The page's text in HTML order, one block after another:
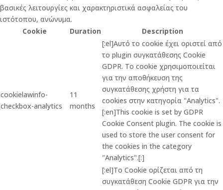
βασικές λειτουργίες και χαρακτηριστικά ασφαλείας του
ιστότοπου, ανώνυμα.
Cookie
Duration Description
cookielawinfo-
checkbox-analytics
11
months
[:el]Αυτό το cookie έχει οριστεί από
το plugin συγκατάθεσης Cookie
GDPR. Το cookie χρησιμοποιείται
για την αποθήκευση της
συγκατάθεσης χρήστη για τα
cookies στην κατηγορία "Analytics".
[:en]This cookie is set by GDPR
Cookie Consent plugin. The cookie is
used to store the user consent for
the cookies in the category
"Analytics".[:]
[:el]Το Cookie ορίζεται από τη
συγκατάθεση Cookie GDPR για την